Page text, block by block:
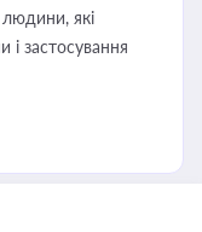
які
застосування